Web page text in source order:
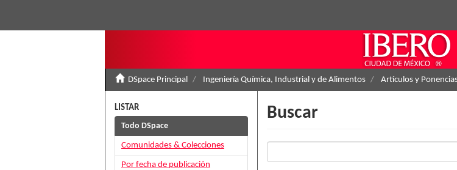
DSpace Principal Ingeniería Química, Industrial y de Alimentos Artículos y
Buscar
LISTAR
Todo DSpace
Comunidades & Colecciones
Por fecha de publicación